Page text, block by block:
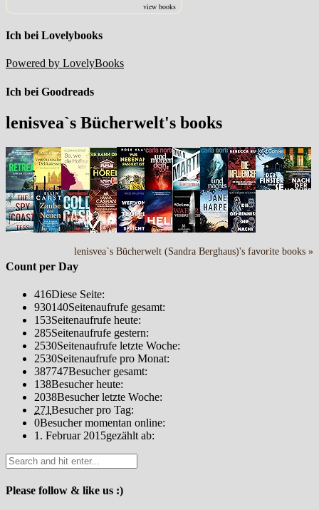
view books
Ich bei Lovelybooks
Powered by LovelyBooks
Ich bei Goodreads
lenisvea`s Bücherwelt's books
lenisvea`s Bücherwelt (Sandra Berghaus)'s favorite books »
Count per Day
416Diese Seite:
930140Seitenaufrufe gesamt:
153Seitenaufrufe heute:
285Seitenaufrufe gestern:
2530Seitenaufrufe letzte Woche:
2530Seitenaufrufe pro Monat:
387747Besucher gesamt:
138Besucher heute:
2038Besucher letzte Woche:
271Besucher pro Tag:
0Besucher momentan online:
1. Februar 2015gezählt ab:
Please follow & like us :)